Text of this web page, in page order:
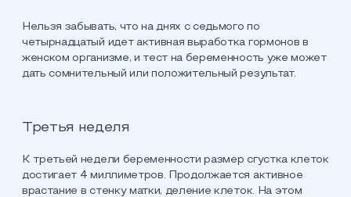
Нельзя забывать, что на днях с седьмого по
четырнадцатый идет активная выработка гормонов в
женском организме, и тест на беременность уже может
дать сомнительный или положительный результат.
Третья неделя
К третьей недели беременности размер сгустка клеток
достигает 4 миллиметров. Продолжается активное
врастание в стенку матки, деление клеток. На этом